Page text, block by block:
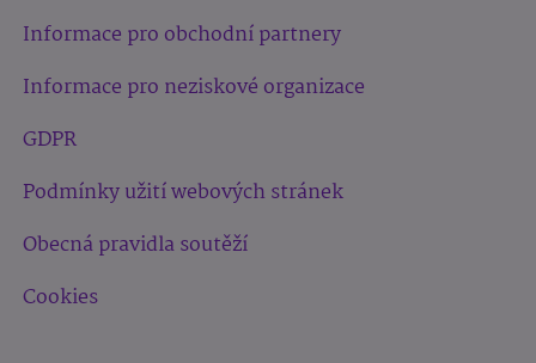
Informace pro obchodní partnery
Informace pro neziskové organizace
GDPR
Podmínky užití webových stránek
Obecná pravidla soutěží
Cookies